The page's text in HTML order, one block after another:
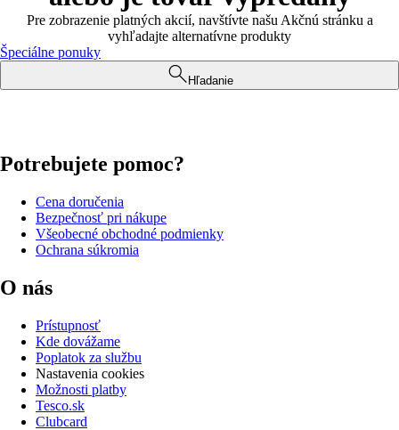
Pre zobrazenie platných akcií, navštívte našu Akčnú stránku a
vyhľadajte alternatívne produkty
Špeciálne ponuky
Hľadanie
Potrebujete pomoc?
Cena doručenia
Bezpečnosť pri nákupe
Všeobecné obchodné podmienky
Ochrana súkromia
O nás
Prístupnosť
Kde dovážame
Poplatok za službu
Nastavenia cookies
Možnosti platby
Tesco.sk
Clubcard